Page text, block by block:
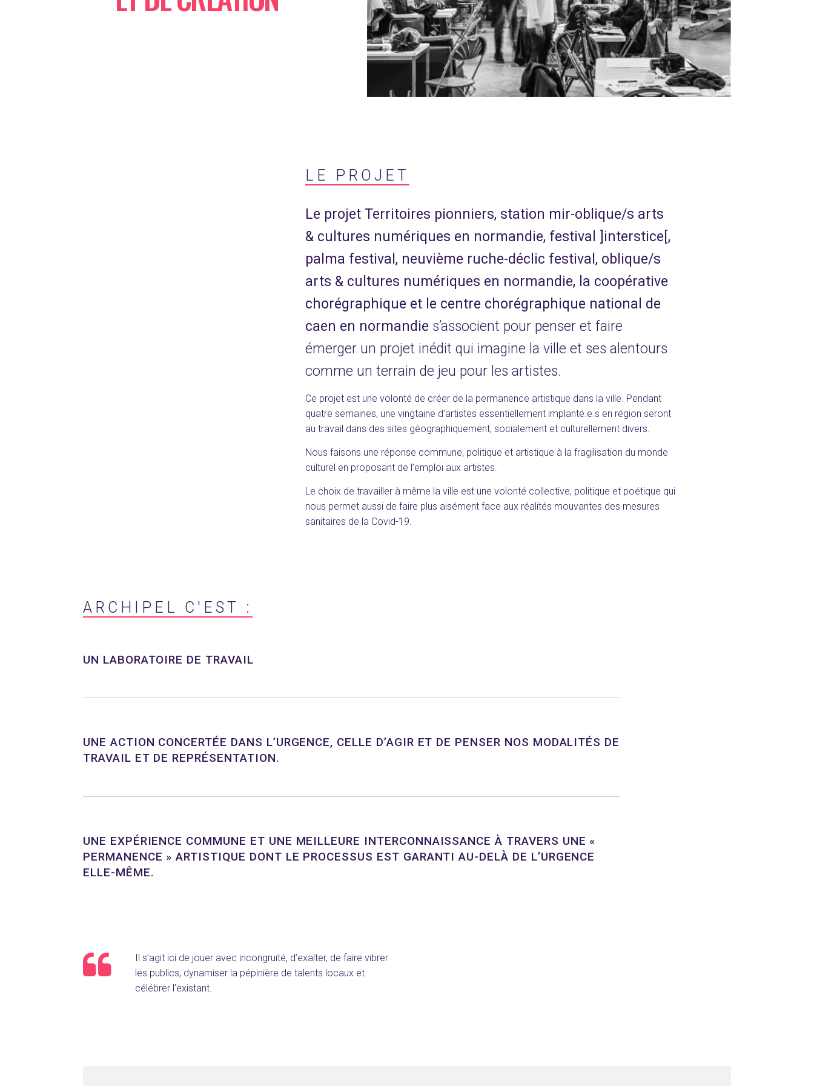
LE PROJET
Le projet Territoires pionniers, station mir-oblique/s arts
& cultures numériques en normandie, festival ]interstice[,
palma festival, neuvième ruche-déclic festival, oblique/s
arts & cultures numériques en normandie, la coopérative
chorégraphique et le centre chorégraphique national de
caen en normandie s’associent pour penser et faire
émerger un projet inédit qui imagine la ville et ses alentours
comme un terrain de jeu pour les artistes.
Ce projet est une volonté de créer de la permanence artistique dans la ville. Pendant
quatre semaines, une vingtaine d’artistes essentiellement implanté.e.s en région seront
au travail dans des sites géographiquement, socialement et culturellement divers.
Nous faisons une réponse commune, politique et artistique à la fragilisation du monde
culturel en proposant de l’emploi aux artistes.
Le choix de travailler à même la ville est une volonté collective, politique et poétique qui
nous permet aussi de faire plus aisément face aux réalités mouvantes des mesures
sanitaires de la Covid-19.
ARCHIPEL C'EST :
UN LABORATOIRE DE TRAVAIL
UNE ACTION CONCERTÉE DANS L’URGENCE, CELLE D’AGIR ET DE PENSER NOS MODALITÉS DE
TRAVAIL ET DE REPRÉSENTATION.
UNE EXPÉRIENCE COMMUNE ET UNE MEILLEURE INTERCONNAISSANCE À TRAVERS UNE «
PERMANENCE » ARTISTIQUE DONT LE PROCESSUS EST GARANTI AU-DELÀ DE L’URGENCE
ELLE-MÊME.
Il s’agit ici de jouer avec incongruité, d’exalter, de faire vibrer
les publics, dynamiser la pépinière de talents locaux et
célébrer l’existant.